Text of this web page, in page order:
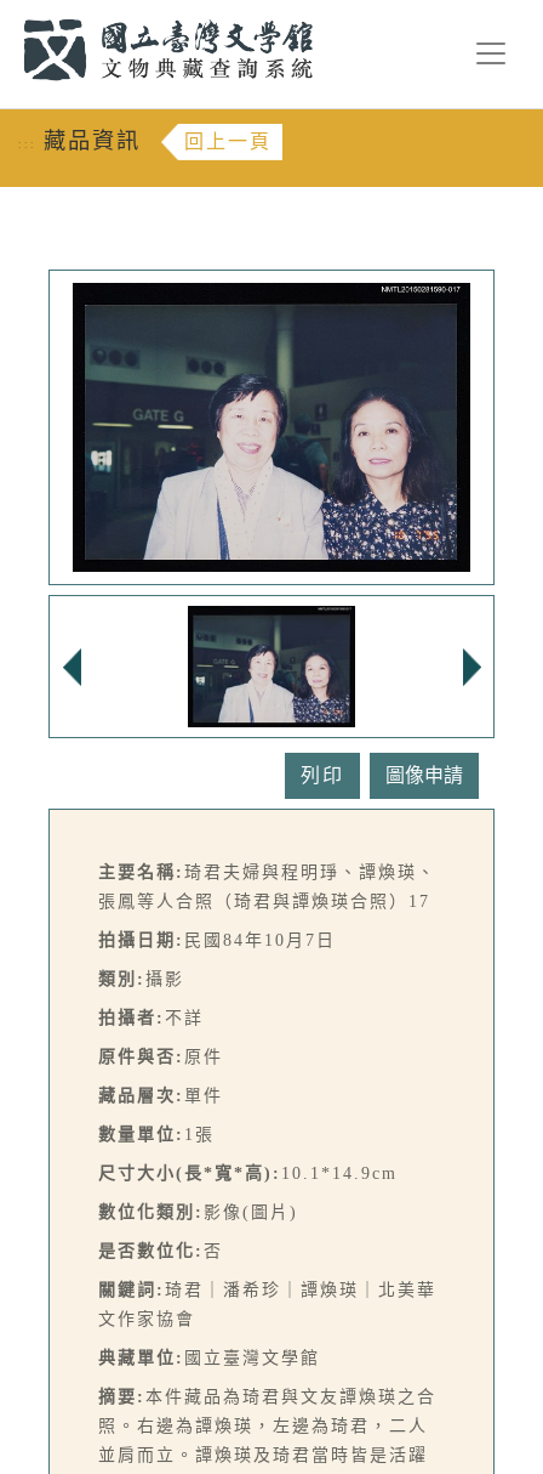
::: 藏品資訊 回上一頁
列印
主要名稱: 琦君夫婦與程明琤、譚煥瑛、
張鳳等人合照（琦君與譚煥瑛合照）17
拍攝日期: 民國84年10月7日
類別: 攝影
拍攝者: 不詳
原件與否: 原件
藏品層次: 單件
數量單位: 1張
尺寸大小(長*寬*高): 10.1*14.9cm
數位化類別: 影像(圖片)
是否數位化: 否
關鍵詞: 琦君｜潘希珍｜譚煥瑛｜北美華
文作家協會
典藏單位: 國立臺灣文學館
摘要: 本件藏品為琦君與文友譚煥瑛之合
照。右邊為譚煥瑛，左邊為琦君，二人
並肩而立。譚煥瑛及琦君當時皆是活躍